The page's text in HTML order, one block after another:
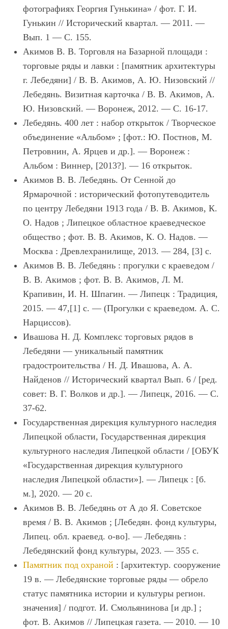
фотографиях Георгия Гунькина» / фот. Г. И.
Гунькин // Исторический квартал. — 2011. —
Вып. 1 — С. 155.
Акимов В. В. Торговля на Базарной площади :
торговые ряды и лавки : [памятник архитектуры
г. Лебедяни] / В. В. Акимов, А. Ю. Низовский //
Лебедянь. Визитная карточка / В. В. Акимов, А.
Ю. Низовский. — Воронеж, 2012. — С. 16-17.
Лебедянь. 400 лет : набор открыток / Творческое
объединение «Альбом» ; [фот.: Ю. Постнов, М.
Петровнин, А. Ярцев и др.]. — Воронеж :
Альбом : Виннер, [2013?]. — 16 открыток.
Акимов В. В. Лебедянь. От Сенной до
Ярмарочной : исторический фотопутеводитель
по центру Лебедяни 1913 года / В. В. Акимов, К.
О. Надов ; Липецкое областное краеведческое
общество ; фот. В. В. Акимов, К. О. Надов. —
Москва : Древлехранилище, 2013. — 284, [3] с.
Акимов В. В. Лебедянь : прогулки с краеведом /
В. В. Акимов ; фот. В. В. Акимов, Л. М.
Крапивин, И. Н. Шпагин. — Липецк : Традиция,
2015. — 47,[1] с. — (Прогулки с краеведом. А. С.
Нарциссов).
Ивашова Н. Д. Комплекс торговых рядов в
Лебедяни — уникальный памятник
градостроительства / Н. Д. Ивашова, А. А.
Найденов // Исторический квартал Вып. 6 / [ред.
совет: В. Г. Волков и др.]. — Липецк, 2016. — С.
37-62.
Государственная дирекция культурного наследия
Липецкой области, Государственная дирекция
культурного наследия Липецкой области / [ОБУК
«Государственная дирекция культурного
наследия Липецкой области»]. — Липецк : [б.
м.], 2020. — 20 с.
Акимов В. В. Лебедянь от А до Я. Советское
время / В. В. Акимов ; [Лебедян. фонд культуры,
Липец. обл. краевед. о-во]. — Лебедянь :
Лебедянский фонд культуры, 2023. — 355 с.
Памятник под охраной : [архитектур. сооружение
19 в. — Лебедянские торговые ряды — обрело
статус памятника истории и культуры регион.
значения] / подгот. И. Смольянинова [и др.] ;
фот. В. Акимов // Липецкая газета. — 2010. — 10